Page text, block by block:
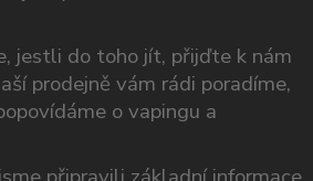
jestli do toho jít, přijďte k nám
prodejně vám rádi poradíme,
o vapingu a